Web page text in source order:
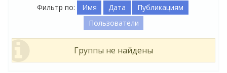
Фильтр по: Имя Дата
Публикациям
Пользователи
Группы не найдены